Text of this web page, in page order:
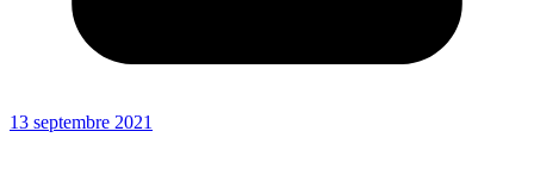
13 septembre 2021